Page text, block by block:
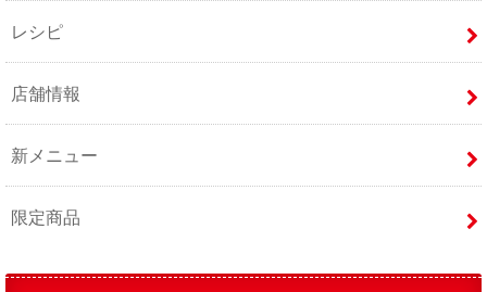
レシピ
店舗情報
新メニュー
限定商品